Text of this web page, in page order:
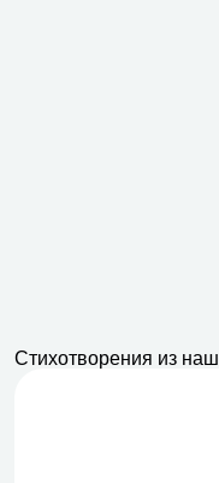
Стихотворения из